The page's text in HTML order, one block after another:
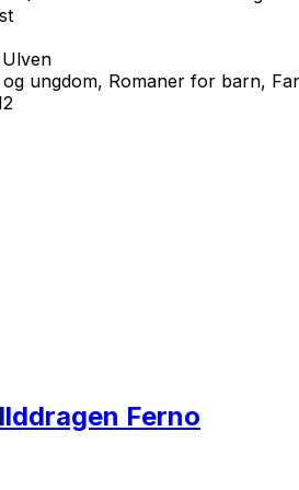
ungdom, Romaner for barn,
Ferno